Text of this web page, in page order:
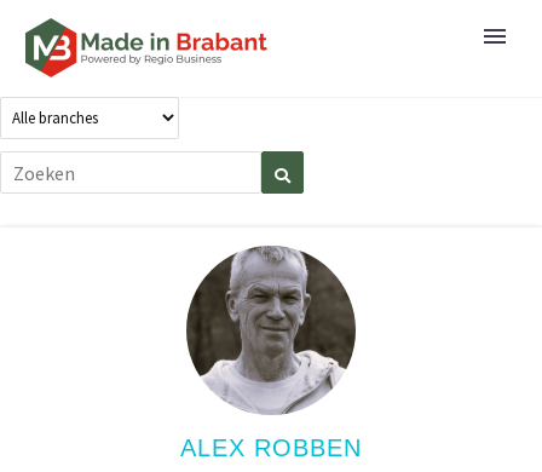
ALEX ROBBEN